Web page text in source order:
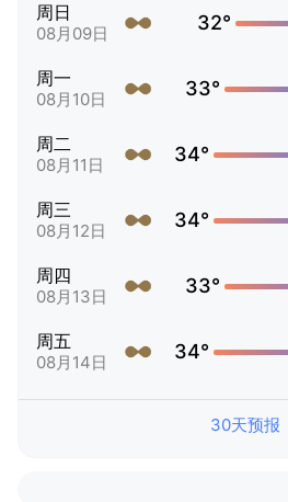
周日
08月09日 32°
周一
08月10日 33°
周二
08月11日 34°
周三
08月12日 34°
周四
08月13日 33°
周五
08月14日 34°
30天预报